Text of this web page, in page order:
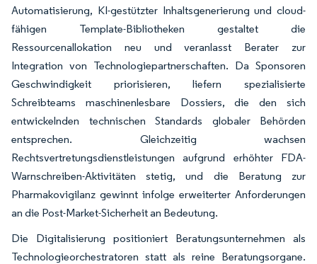
Automatisierung, KI-gestützter Inhaltsgenerierung und cloud-
fähigen Template-Bibliotheken gestaltet die
Ressourcenallokation neu und veranlasst Berater zur
Integration von Technologiepartnerschaften. Da Sponsoren
Geschwindigkeit priorisieren, liefern spezialisierte
Schreibteams maschinenlesbare Dossiers, die den sich
entwickelnden technischen Standards globaler Behörden
entsprechen. Gleichzeitig wachsen
Rechtsvertretungsdienstleistungen aufgrund erhöhter FDA-
Warnschreiben-Aktivitäten stetig, und die Beratung zur
Pharmakovigilanz gewinnt infolge erweiterter Anforderungen
an die Post-Market-Sicherheit an Bedeutung.
Die Digitalisierung positioniert Beratungsunternehmen als
Technologieorchestratoren statt als reine Beratungsorgane.